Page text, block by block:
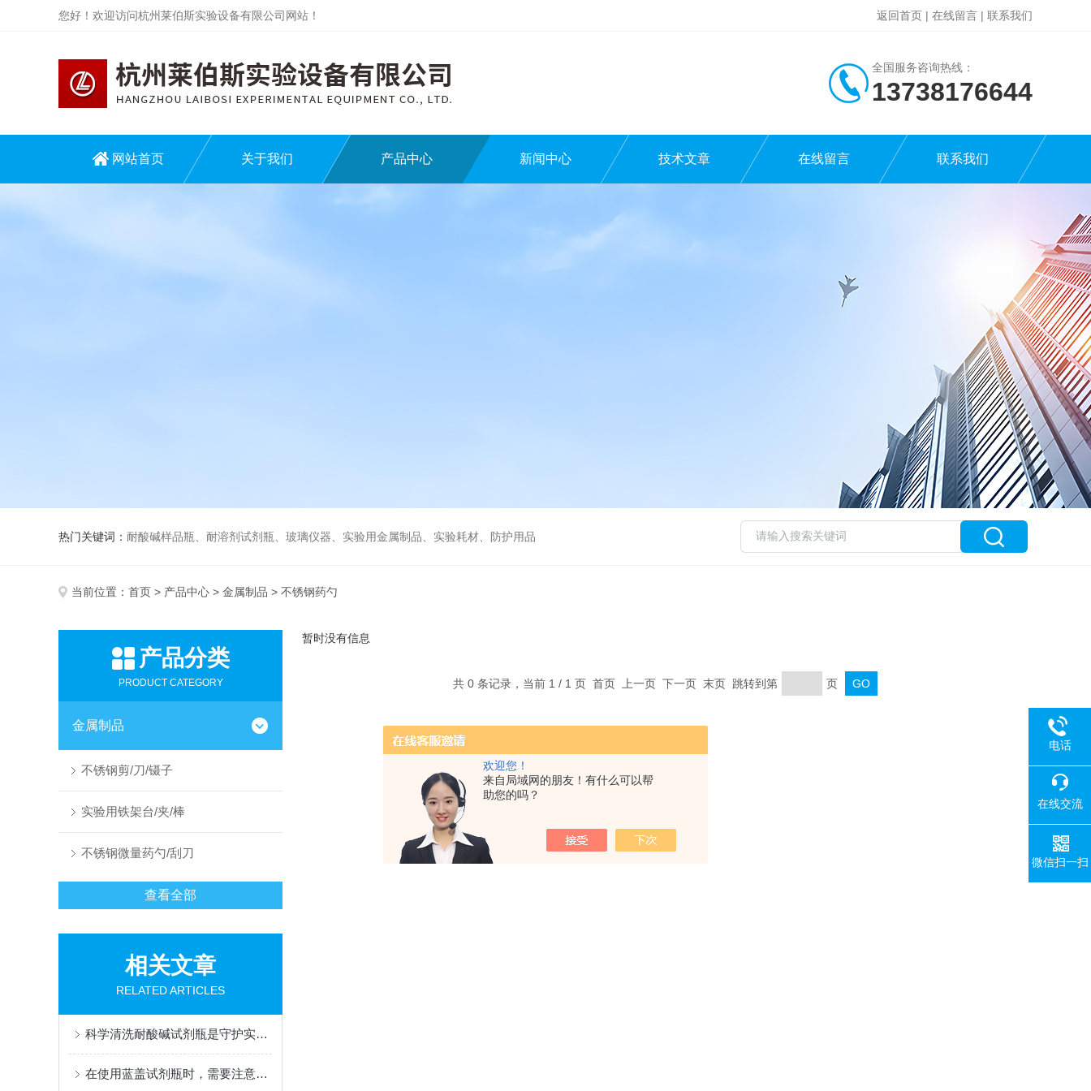
欢迎您！
来自局域网的朋友！有什么可以帮
助您的吗？
您好！欢迎访问杭州莱伯斯实验设备有限公司网站！ 返回首页 | 在线留言 | 联系我们
全国服务咨询热线：
13738176644
网站首页 关于我们 产品中心 新闻中心 技术文章 在线留言 联系我们
热门关键词： 耐酸碱样品瓶、耐溶剂试剂瓶、玻璃仪器、实验用金属制品、实验耗材、防护用品
当前位置： 首页 > 产品中心 > 金属制品 > 不锈钢药勺
产品分类
PRODUCT CATEGORY
金属制品
不锈钢剪/刀/镊子
实验用铁架台/夹/棒
不锈钢微量药勺/刮刀
查看全部
相关文章
RELATED ARTICLES
科学清洗耐酸碱试剂瓶是守护实验纯净底线的关键环节
在使用蓝盖试剂瓶时，需要注意以下几点
暂时没有信息
共 0 条记录，当前 1 / 1 页 首页 上一页 下一页 末页 跳转到第 页
电话
在线交流
微信扫一扫